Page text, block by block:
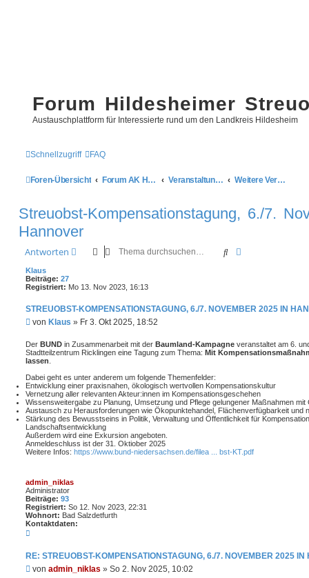
Forum Hildesheimer
Austauschplattform für Interessierte rund um den Landkreis Hildesheim
Schnellzugriff FAQ
Foren-Übersicht Forum AK Hildesheimer Streuobstwiesen Veranstaltungen Weitere Veranstaltungen
Streuobst-Kompensationstagung, 6./7.
Hannover
Antworten Suche
Klaus
Beiträge: 27
Registriert: Mo 13. Nov 2023, 16:13
STREUOBST-KOMPENSATIONSTAGUNG, 6./7. NOVEMBER 2025 IN
B
i
t
r
a
g
von Klaus » Fr 3. Okt 2025, 18:52
Der BUND in Zusammenarbeit mit der Baumland-Kampagne veranstaltet am 6.
Stadtteilzentrum Ricklingen eine Tagung zum Thema: Mit
lassen
Dabei geht es unter anderem um folgende Themenfelder:
Entwicklung einer praxisnahen, ökologisch wertvollen Kompensationskultur
Vernetzung aller relevanten Akteur:innen im Kompensationsgeschehen
Wissensweitergabe zu Planung, Umsetzung und Pflege gelungener Maßnahmen mit
Austausch zu Herausforderungen wie Ökopunktehandel, Flächenverfügbarkeit und
Stärkung des Bewusstseins in Politik, Verwaltung und Öffentlichkeit für
Landschaftsentwicklung
Außerdem wird eine Exkursion angeboten.
Anmeldeschluss ist der 31. Oktiober 2025
Weitere Infos: https://www.bund-niedersachsen.de/filea ... bst-KT.pdf
admin_niklas
Administrator
Beiträge: 93
Registriert: So 12. Nov 2023, 22:31
Wohnort: Bad Salzdetfurth
Kontaktdaten:
t
k
RE: STREUOBST-KOMPENSATIONSTAGUNG, 6./7. NOVEMBER 2025 IN
Bvon admin_niklas » So 2. Nov 2025, 10:02